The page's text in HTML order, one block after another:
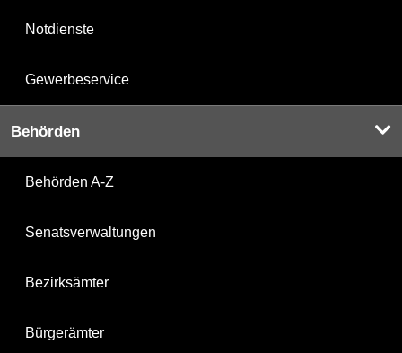
Notdienste
Gewerbeservice
Behörden
Behörden A-Z
Senatsverwaltungen
Bezirksämter
Bürgerämter